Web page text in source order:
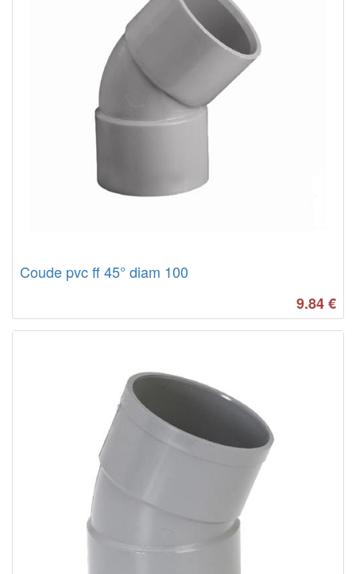
Coude pvc ff 45° diam 100
9.84€